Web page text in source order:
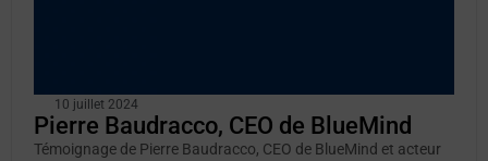
10 juillet 2024
Pierre Baudracco, CEO de BlueMind
Témoignage de Pierre Baudracco, CEO de BlueMind et acteur